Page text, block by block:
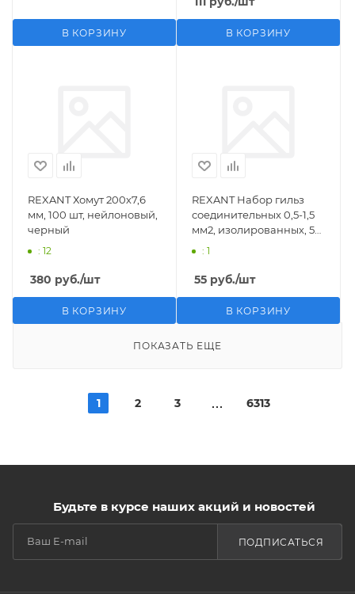
В КОРЗИНУ В КОРЗИНУ
REXANT Хомут 200х7,6
мм, 100 шт, нейлоновый,
черный
: 12
380 руб./шт
В КОРЗИНУ
REXANT Набор гильз
соединительных 0,5-1,5
мм2, изолированных, 5
: 1
55 руб./шт
В КОРЗИНУ
ПОКАЗАТЬ ЕЩЕ
1 2 3 6313
Будьте в курсе наших акций и новостей
ПОДПИСАТЬСЯ